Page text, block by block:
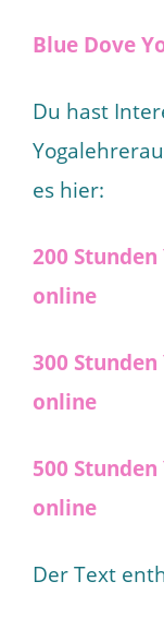
Blue Dove
Du hast
es hier:
200
online
300
online
500
online
Der Text